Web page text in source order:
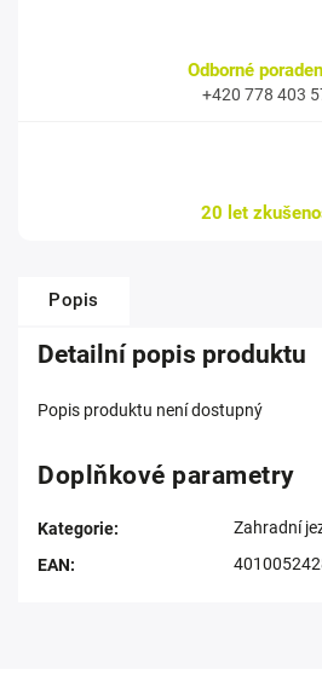
Odborné
+420 778 403
20 let
Popis
Detailní popis produktu
Popis produktu není dostupný
Doplňkové parametry
Kategorie:
Zahradní
EAN: